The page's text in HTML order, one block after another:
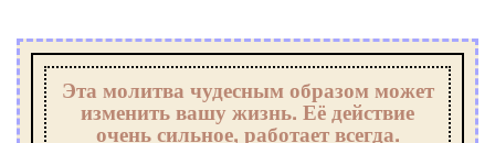
Эта молитва чудесным образом может
изменить вашу жизнь. Её действие
очень сильное, работает всегда.